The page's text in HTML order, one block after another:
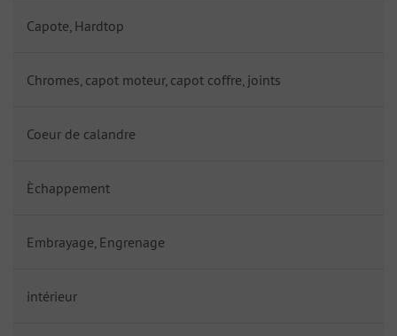
Capote, Hardtop
Chromes, capot moteur, capot coffre, joints
Coeur de calandre
Èchappement
Embrayage, Engrenage
intérieur